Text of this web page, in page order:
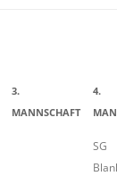
3.
MANNSCHAFT
4.
SG